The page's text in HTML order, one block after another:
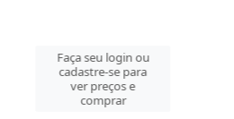
Faça seu login ou
cadastre-se para
ver preços e
comprar